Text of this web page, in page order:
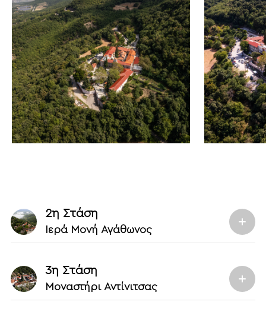
2η Στάση
Ιερά Μονή Αγάθωνος
3η Στάση
Μοναστήρι Αντίνιτσας